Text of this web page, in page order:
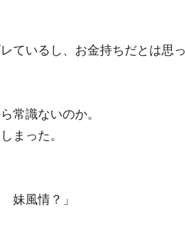
ているし、お金持ちだとは思
常識ないのか。
まった。
妹風情？」